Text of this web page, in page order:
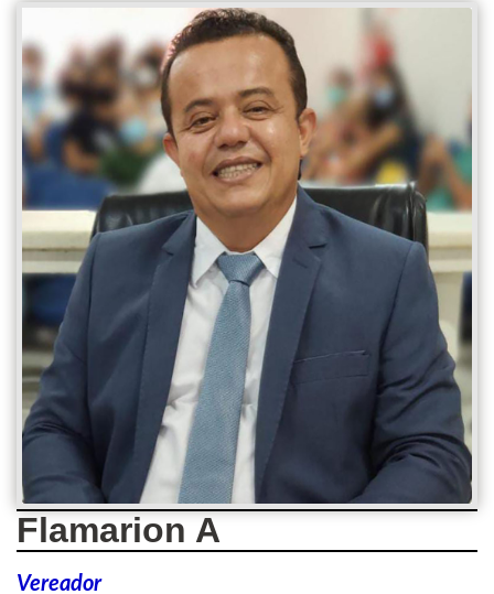
Flamarion A
Vereador